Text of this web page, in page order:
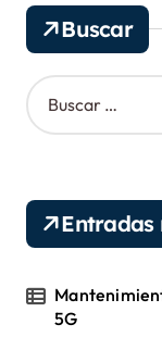
v
s
Buscar
B
u
r
Entradas
5G